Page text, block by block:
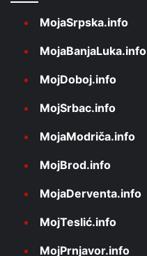
MojaSrpska.info
MojaBanjaLuka.info
MojDoboj.info
MojSrbac.info
MojaModriča.info
MojBrod.info
MojaDerventa.info
MojTeslić.info
MojPrnjavor.info